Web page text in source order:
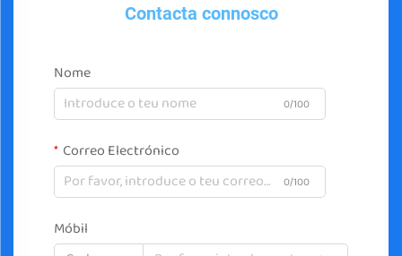
Contacta connosco
Nome
0/100
Correo Electrónico
0/100
Móbil